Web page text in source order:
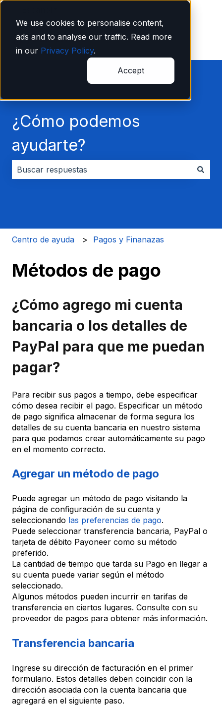
We use cookies to personalise content,
ads and to analyse our traffic. Read more
in our Privacy Policy.
Accept
¿Cómo podemos
ayudarte?
Centro de ayuda Pagos y Finanazas
Métodos de pago
¿Cómo agrego mi cuenta
bancaria o los detalles de
PayPal para que me puedan
pagar?
Para recibir sus pagos a tiempo, debe especificar
cómo desea recibir el pago. Especificar un método
de pago significa almacenar de forma segura los
detalles de su cuenta bancaria en nuestro sistema
para que podamos crear automáticamente su pago
en el momento correcto.
Agregar un método de pago
Puede agregar un método de pago visitando la
página de configuración de su cuenta y
seleccionando las preferencias de pago.
Puede seleccionar transferencia bancaria, PayPal o
tarjeta de débito Payoneer como su método
preferido.
La cantidad de tiempo que tarda su Pago en llegar a
su cuenta puede variar según el método
seleccionado.
Algunos métodos pueden incurrir en tarifas de
transferencia en ciertos lugares. Consulte con su
proveedor de pagos para obtener más información.
Transferencia bancaria
Ingrese su dirección de facturación en el primer
formulario. Estos detalles deben coincidir con la
dirección asociada con la cuenta bancaria que
agregará en el siguiente paso.